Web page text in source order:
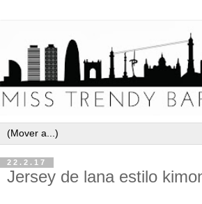
22.2.17
Jersey de lana estilo